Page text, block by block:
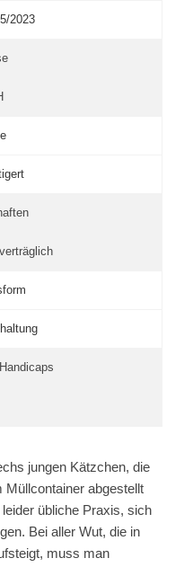
2023
jungen Kätzchen, die
Müllcontainer abgestellt
übliche Praxis, sich
Bei aller Wut, die in
muss man